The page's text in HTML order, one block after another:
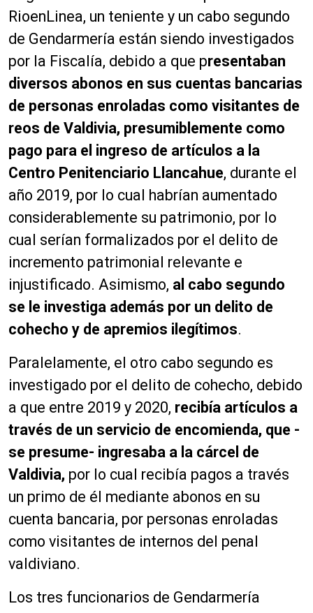
RioenLinea, un teniente y un cabo segundo
de Gendarmería están siendo investigados
por la Fiscalía, debido a que presentaban
diversos abonos en sus cuentas bancarias
de personas enroladas como visitantes de
reos de Valdivia, presumiblemente como
pago para el ingreso de artículos a la
Centro Penitenciario Llancahue, durante el
año 2019, por lo cual habrían aumentado
considerablemente su patrimonio, por lo
cual serían formalizados por el delito de
incremento patrimonial relevante e
injustificado. Asimismo, al cabo segundo
se le investiga además por un delito de
cohecho y de apremios ilegítimos.
Paralelamente, el otro cabo segundo es
investigado por el delito de cohecho, debido
a que entre 2019 y 2020, recibía artículos a
través de un servicio de encomienda, que -
se presume- ingresaba a la cárcel de
Valdivia, por lo cual recibía pagos a través
un primo de él mediante abonos en su
cuenta bancaria, por personas enroladas
como visitantes de internos del penal
valdiviano.
Los tres funcionarios de Gendarmería